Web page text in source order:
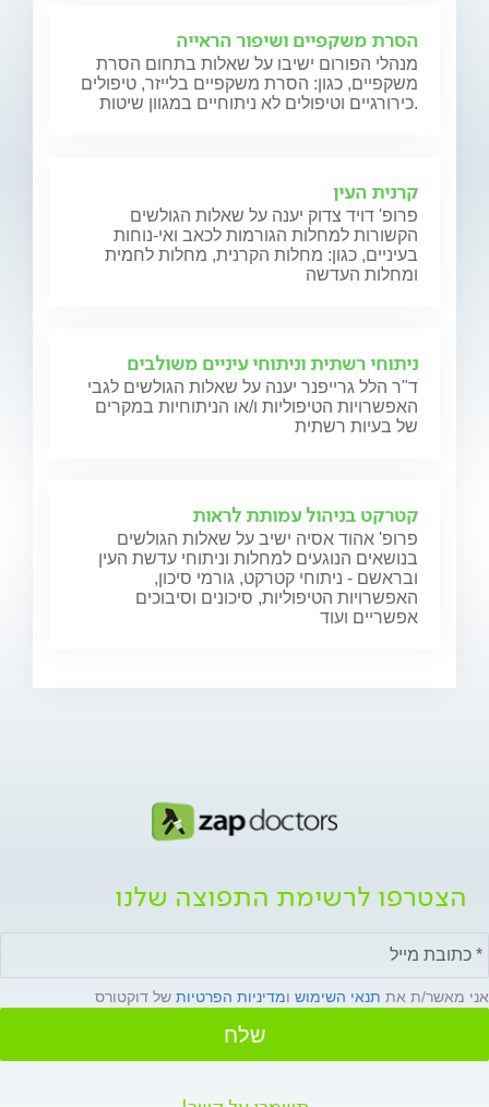
הסרת משקפיים ושיפור הראייה
מנהלי הפורום ישיבו על שאלות בתחום הסרת
משקפיים, כגון: הסרת משקפיים בלייזר, טיפולים
כירורגיים וטיפולים לא ניתוחיים במגוון שיטות.
קרנית העין
פרופ' דויד צדוק יענה על שאלות הגולשים
הקשורות למחלות הגורמות לכאב ואי-נוחות
בעיניים, כגון: מחלות הקרנית, מחלות לחמית
ומחלות העדשה
ניתוחי רשתית וניתוחי עיניים משולבים
ד"ר הלל גרייפנר יענה על שאלות הגולשים לגבי
האפשרויות הטיפוליות ו/או הניתוחיות במקרים
של בעיות רשתית
קטרקט בניהול עמותת לראות
פרופ' אהוד אסיה ישיב על שאלות הגולשים
בנושאים הנוגעים למחלות וניתוחי עדשת העין
ובראשם - ניתוחי קטרקט, גורמי סיכון,
האפשרויות הטיפוליות, סיכונים וסיבוכים
אפשריים ועוד
הצטרפו לרשימת התפוצה שלנו
אני מאשר/ת את תנאי השימוש ומדיניות הפרטיות של דוקטורס
שלח